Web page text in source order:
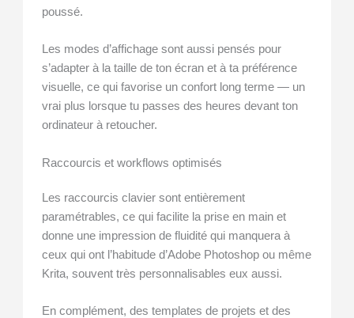
poussé.
Les modes d’affichage sont aussi pensés pour
s’adapter à la taille de ton écran et à ta préférence
visuelle, ce qui favorise un confort long terme — un
vrai plus lorsque tu passes des heures devant ton
ordinateur à retoucher.
Raccourcis et workflows optimisés
Les raccourcis clavier sont entièrement
paramétrables, ce qui facilite la prise en main et
donne une impression de fluidité qui manquera à
ceux qui ont l’habitude d’Adobe Photoshop ou même
Krita, souvent très personnalisables eux aussi.
En complément, des templates de projets et des